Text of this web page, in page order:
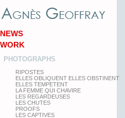
NEWS
WORK
PHOTOGRAPHS
RIPOSTES
ELLES OBLIQUENT ELLES OBSTINENT
ELLES TEMPETENT
LA FEMME QUI CHAVIRE
LES REGARDEUSES
LES CHUTES
PROOFS
LES CAPTIVES